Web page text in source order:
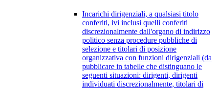
Incarichi dirigenziali, a qualsiasi titolo
conferiti, ivi inclusi quelli conferiti
discrezionalmente dall'organo di indirizzo
politico senza procedure pubbliche di
selezione e titolari di posizione
organizzativa con funzioni dirigenziali (da
pubblicare in tabelle che distinguano le
seguenti situazioni: dirigenti, dirigenti
individuati discrezionalmente, titolari di